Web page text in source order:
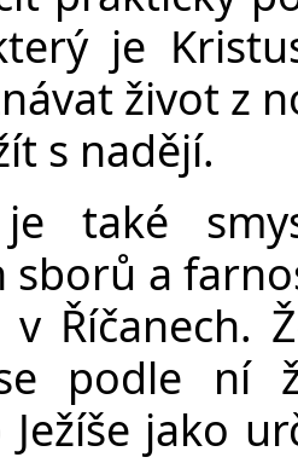
je
život z
s nadějí.
také
a
v Říčanech.
podle ní
Ježíše jako